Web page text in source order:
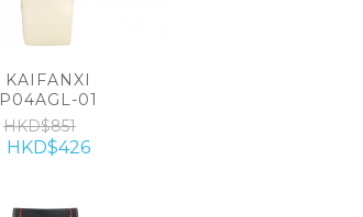
KAIFANXI
P04AGL-01
HKD$851
HKD$426